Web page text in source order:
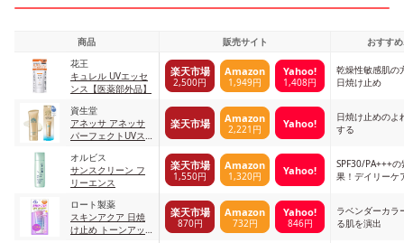
商品 販売サイト
おすす
花王
キュレル UVエッセ
ンス【医薬部外品】
楽天市場
2,500円
Amazon
1,949円
Yahoo!
1,408円
乾燥性敏感肌の
日焼け止め
資生堂
アネッサ アネッサ
パーフェクトUVス
リア
楽天市場 Amazon
2,221円 Yahoo!
日焼け止めのよ
する
オルビス
サンスクリーン フ
リーエンス
楽天市場
1,550円
Amazon
1,320円 Yahoo!
SPF30/PA+++
果！デイリーケ
ロート製薬
スキンアクア 日焼
け止め トーンアッ
楽天市場
870円
Amazon
732円
Yahoo!
846円
ラベンダーカラ
る肌を演出